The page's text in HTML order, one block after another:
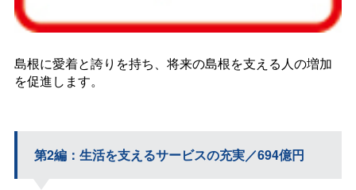
島根に愛着と誇りを持ち、将来の島根を支える人の増加
を促進します。
第2編：生活を支えるサービスの充実／694億円